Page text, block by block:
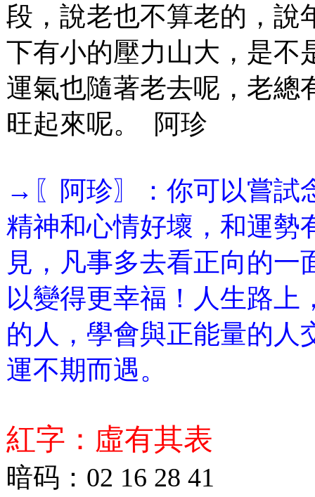
段，說老也不算老的，說
下有小的壓力山大，是不
運氣也隨著老去呢，老總
旺起來呢。 阿珍
→〖阿珍〗：你可以嘗試
精神和心情好壞，和運勢
見，凡事多去看正向的
以變得更幸福！人生路上
的人，學會與正能量的人
運不期而遇。
紅字：虛有其表
暗码：02 16 28 41